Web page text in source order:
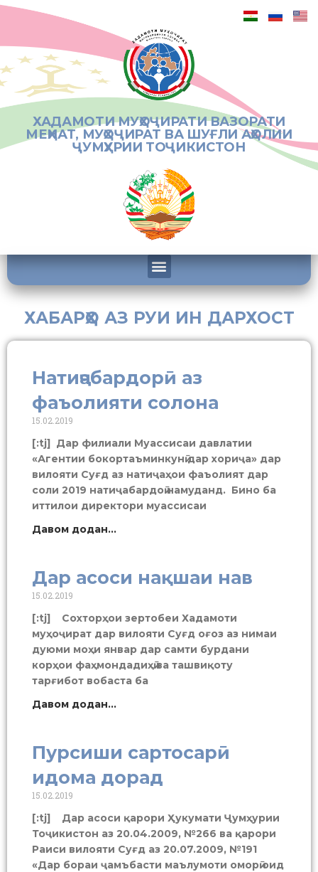
ХАДАМОТИ МУҲОҶИРАТИ ВАЗОРАТИ
МЕҲНАТ, МУҲОҶИРАТ ВА ШУҒЛИ АҲОЛИИ
ҶУМҲУРИИ ТОҶИКИСТОН
ХАБАРҲО АЗ РУИ ИН ДАРХОСТ
Натиҷабардорӣ аз
фаъолияти солона
15.02.2019
[:tj] Дар филиали Муассисаи давлатии
«Агентии бокортаъминкунӣ дар хориҷа» дар
вилояти Суғд аз натиҷаҳои фаъолият дар
соли 2019 натиҷабардоӣ намуданд. Бино ба
иттилои директори муассисаи
Давом додан...
Дар асоси нақшаи нав
15.02.2019
[:tj] Сохторҳои зертобеи Хадамоти
муҳоҷират дар вилояти Суғд оғоз аз нимаи
дуюми моҳи январ дар самти бурдани
корҳои фаҳмондадиҳӣ ва ташвиқоту
тарғибот вобаста ба
Давом додан...
Пурсиши сартосарӣ
идома дорад
15.02.2019
[:tj] Дар асоси қарори Ҳукумати Ҷумҳурии
Тоҷикистон аз 20.04.2009, №266 ва қарори
Раиси вилояти Суғд аз 20.07.2009, №191
«Дар бораи ҷамъбасти маълумоти оморӣ оид